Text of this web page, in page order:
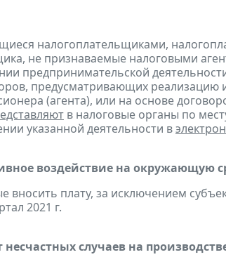
налогоплательщиками,
не признаваемые налоговыми
предпринимательской
предусматривающих
(агента), или на основе
в налоговые органы по
указанной деятельности в
воздействие на окружающую
вносить плату, за исключением
2021 г.
несчастных случаев на